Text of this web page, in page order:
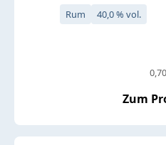
Rum 40,0 % vol.
Zum